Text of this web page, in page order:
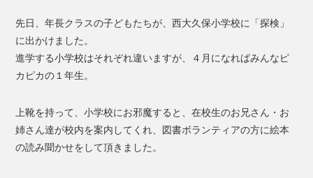
先日、年長クラスの子どもたちが、西大久保小学校に「探検」
に出かけました。
進学する小学校はそれぞれ違いますが、４月になればみんなピ
カピカの１年生。
上靴を持って、小学校にお邪魔すると、在校生のお兄さん・お
姉さん達が校内を案内してくれ、図書ボランティアの方に絵本
の読み聞かせをして頂きました。